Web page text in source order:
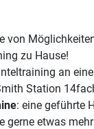
von
zu Hause!
an
Station
: eine geführte
gerne etwas